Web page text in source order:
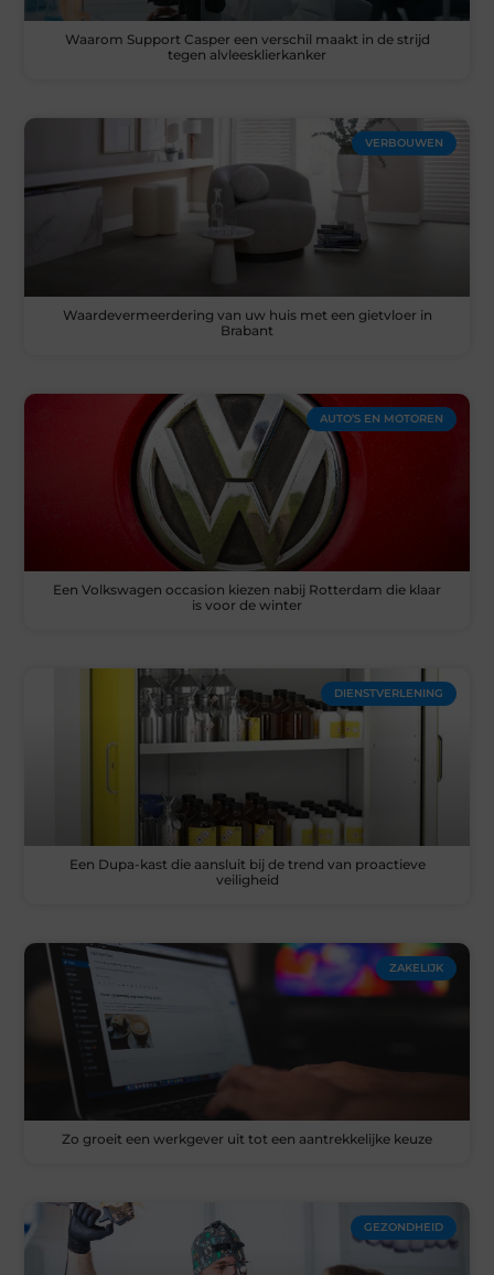
Waarom Support Casper een verschil maakt in de strijd
tegen alvleesklierkanker
VERBOUWEN
Waardevermeerdering van uw huis met een gietvloer in
Brabant
AUTO’S EN MOTOREN
Een Volkswagen occasion kiezen nabij Rotterdam die klaar
is voor de winter
DIENSTVERLENING
Een Dupa-kast die aansluit bij de trend van proactieve
veiligheid
ZAKELIJK
Zo groeit een werkgever uit tot een aantrekkelijke keuze
GEZONDHEID